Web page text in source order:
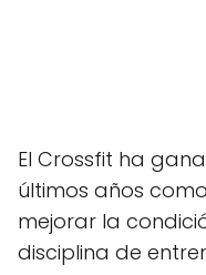
El Crossfit ha
últimos años
mejorar la
disciplina de